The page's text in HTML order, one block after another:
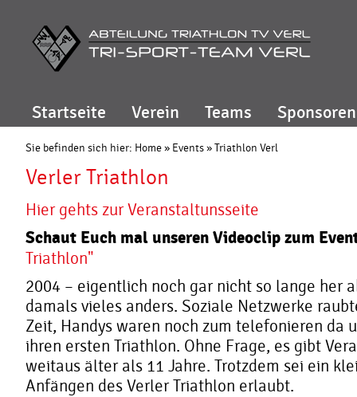
Startseite Verein Teams Sponsoren
Sie befinden sich hier: Home» Events»Triathlon Verl
Verler Triathlon
Hier gehts zur Veranstaltunsseite
Schaut Euch mal unseren Videoclip zum
Triathlon"
2004 – eigentlich noch gar nicht so lange her
damals vieles anders. Soziale Netzwerke
Zeit, Handys waren noch zum telefonieren da
ihren ersten Triathlon. Ohne Frage, es gibt
weitaus älter als 11 Jahre. Trotzdem sei ein
Anfängen des Verler Triathlon erlaubt.